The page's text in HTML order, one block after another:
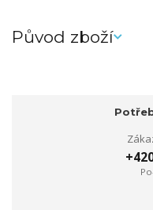
Původ zboží